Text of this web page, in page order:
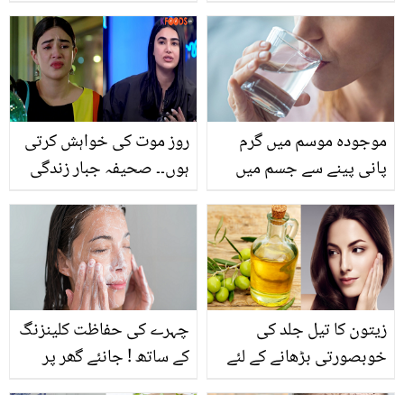
وہ کنواں، جس کی حفاظت
لوہے کی دیواریں کر رہی
ہیں، دیکھیے
جان لیں
روز موت کی خواہش کرتی
ہوں۔۔ صحیفہ جبار زندگی
رہی ہیں؟ اداکارہ کا دردناک
موجودہ موسم میں گرم
پانی پینے سے جسم میں
لاتعداد فوائد جان کر آپ
بھی اس کا استعمال روزانہ
لازمی کریں گے
چہرے کی حفاظت کلینزنگ
کے ساتھ ! جانئے گھر پر
زیتون کا تیل جلد کی
خوبصورتی بڑھانے کے لئے